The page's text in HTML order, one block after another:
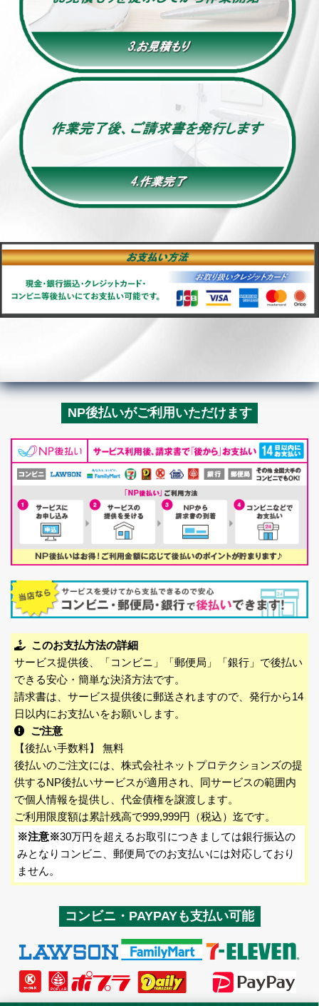
NP後払いがご利用いただけます
このお支払方法の詳細
サービス提供後、「コンビニ」「郵便局」「銀行」で後払い
できる安心・簡単な決済方法です。
請求書は、サービス提供後に郵送されますので、発行から14
日以内にお支払いをお願いします。
ご注意
【後払い手数料】 無料
後払いのご注文には、株式会社ネットプロテクションズの提
供するNP後払いサービスが適用され、同サービスの範囲内
で個人情報を提供し、代金債権を譲渡します。
ご利用限度額は累計残高で999,999円（税込）迄です。
※注意※30万円を超えるお取引につきましては銀行振込の
みとなりコンビニ、郵便局でのお支払いには対応しており
ません。
コンビニ・PAYPAYも支払い可能